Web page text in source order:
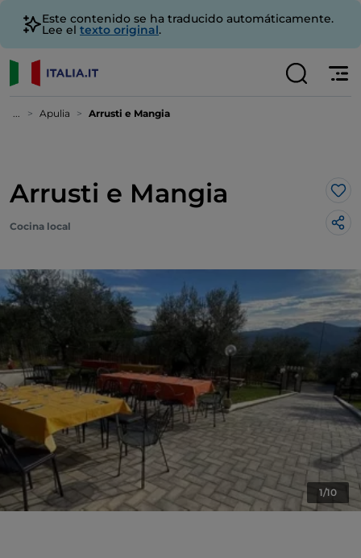
Este contenido se ha traducido automáticamente.
Lee el texto original.
... Apulia Arrusti e Mangia
Arrusti e Mangia Me
Cocina local
1/10